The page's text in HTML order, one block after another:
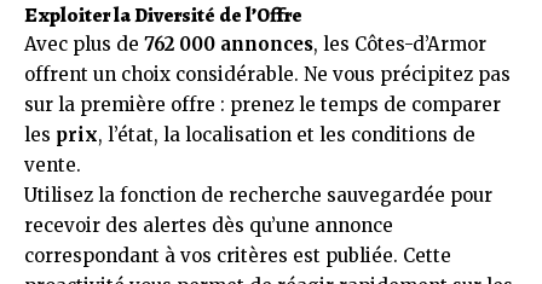
Exploiter la Diversité de l’Offre
Avec plus de 762 000 annonces, les Côtes-d’Armor
offrent un choix considérable. Ne vous précipitez pas
sur la première offre : prenez le temps de comparer
les prix, l’état, la localisation et les conditions de
vente.
Utilisez la fonction de recherche sauvegardée pour
recevoir des alertes dès qu’une annonce
correspondant à vos critères est publiée. Cette